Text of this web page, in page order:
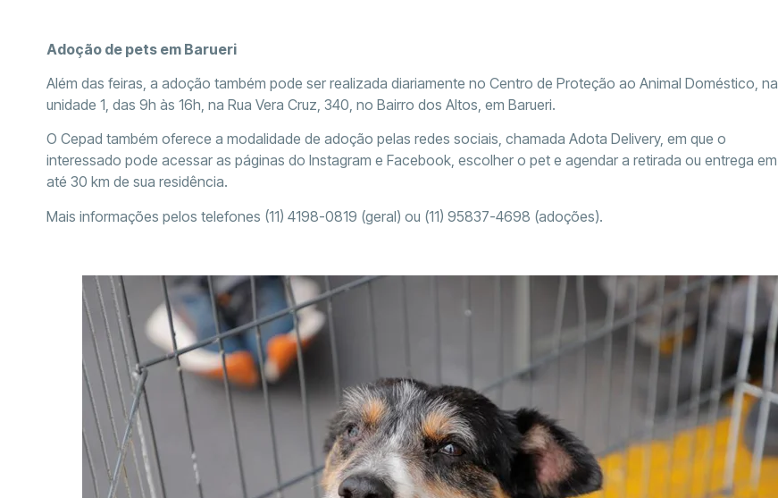
Adoção de pets em Barueri
Além das feiras, a adoção também pode ser realizada diariamente no Centro de Proteção ao Animal Doméstico, na
unidade 1, das 9h às 16h, na Rua Vera Cruz, 340, no Bairro dos Altos, em Barueri.
O Cepad também oferece a modalidade de adoção pelas redes sociais, chamada Adota Delivery, em que o
interessado pode acessar as páginas do Instagram e Facebook, escolher o pet e agendar a retirada ou entrega em
até 30 km de sua residência.
Mais informações pelos telefones (11) 4198-0819 (geral) ou (11) 95837-4698 (adoções).